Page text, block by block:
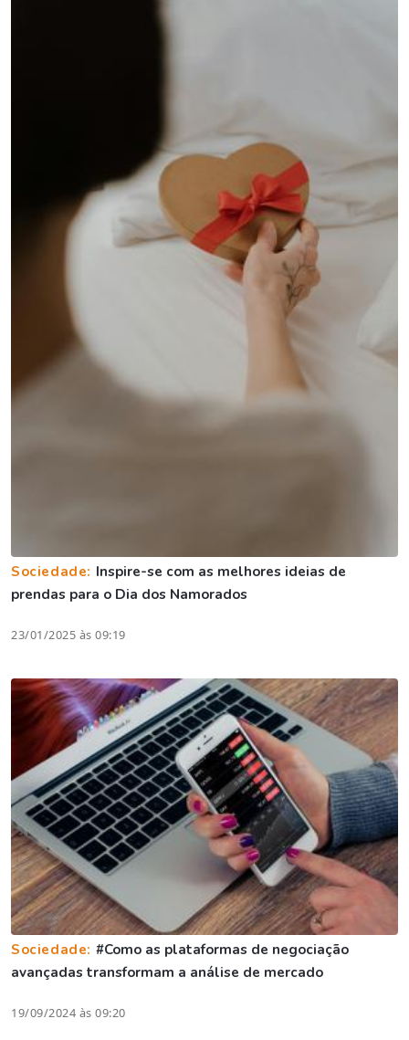
Sociedade: Inspire-se com as melhores ideias de
prendas para o Dia dos Namorados
23/01/2025 às 09:19
Sociedade: #Como as plataformas de negociação
avançadas transformam a análise de mercado
19/09/2024 às 09:20